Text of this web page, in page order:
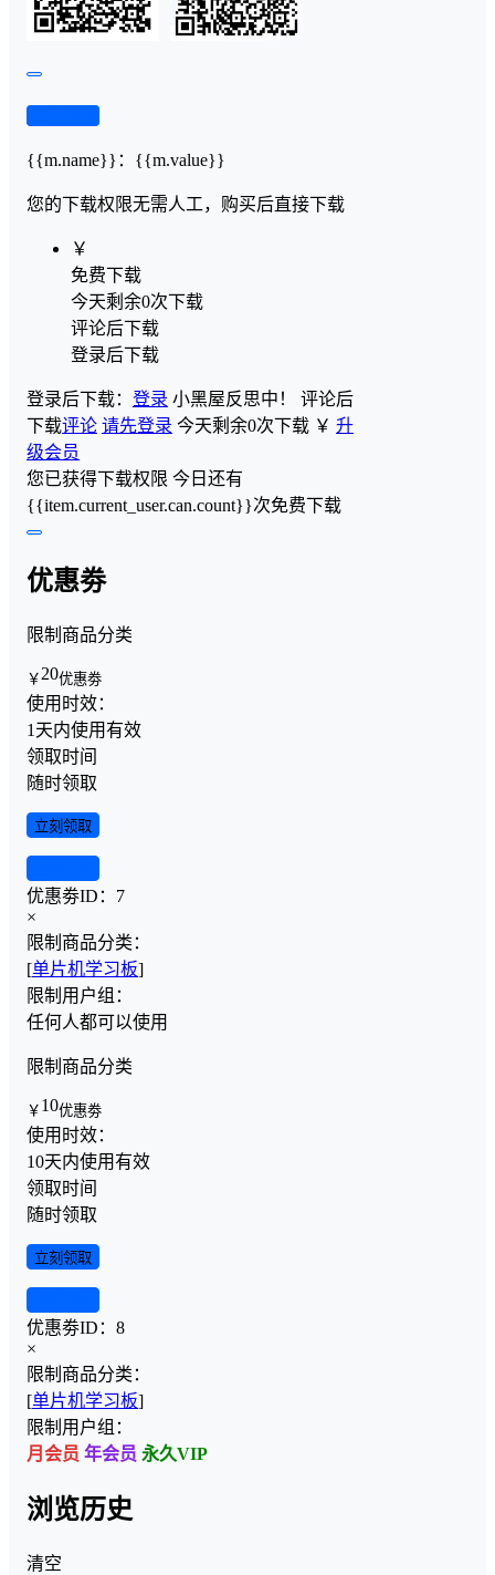
{{m.name}} ： {{m.value}}
您的下载权限无需人工，购买后直接下载
￥
免费下载
今天剩余0次下载
评论后下载
登录后下载
登录后下载： 登录 小黑屋反思中！ 评论后
下载评论 请先登录 今天剩余0次下载 ￥ 升
级会员
您已获得下载权限 今日还有
{{item.current_user.can.count}}次免费下载
优惠劵
限制商品分类
￥ 20优惠劵
使用时效：
1天内使用有效
领取时间
随时领取
立刻领取
优惠劵ID： 7
×
限制商品分类：
[单片机学习板]
限制用户组：
任何人都可以使用
限制商品分类
￥ 10优惠劵
使用时效：
10天内使用有效
领取时间
随时领取
立刻领取
优惠劵ID： 8
×
限制商品分类：
[单片机学习板]
限制用户组：
月会员 年会员 永久VIP
浏览历史
清空